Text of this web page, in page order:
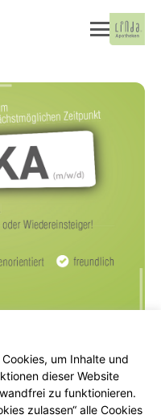
um Inhalte und
dieser Website
zu funktionieren.
zulassen“ alle Cookies